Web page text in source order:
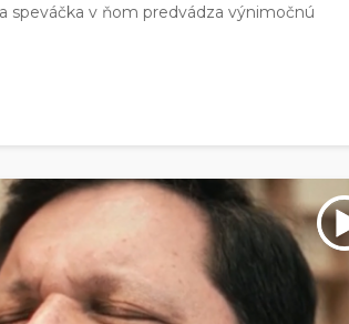
speváčka v ňom predvádza výnimočnú